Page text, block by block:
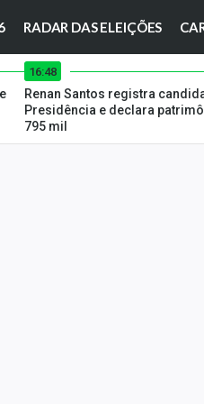
RADAR DAS ELEIÇÕES
16:48
Renan Santos registra
Presidência e declara
795 mil